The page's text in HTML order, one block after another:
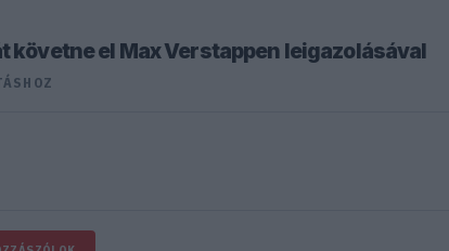
követne el Max Verstappen leigazolásával